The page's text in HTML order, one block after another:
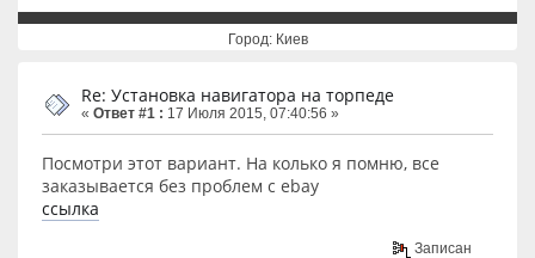
Город: Киев
Re: Установка навигатора на торпеде
« Ответ #1 : 17 Июля 2015, 07:40:56 »
Посмотри этот вариант. На колько я помню, все
заказывается без проблем с ebay
ссылка
Записан